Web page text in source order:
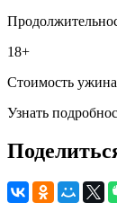
18+
Стоимость ужина
Узнать